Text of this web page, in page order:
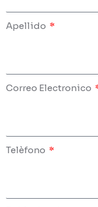
Apellido
Correo Electronico
Telèfono